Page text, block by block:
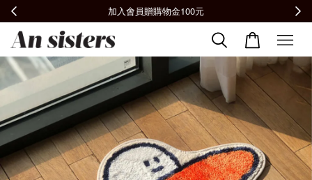
全館滿2000免運📦